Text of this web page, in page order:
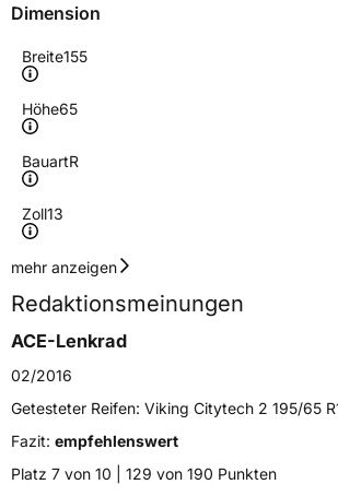
Dimension
Breite155
Höhe65
BauartR
Zoll13
Geschwindigkeitsindex
Höchstgeschwindigkeit
190 km/h
Lastindex73
Höchstlast365 kg
Gewicht (in kg)5,7 kg
Generelle Merkmale
mehr anzeigen
Redaktionsmeinungen
ACE-Lenkrad
02/2016
Getesteter Reifen: Viking Citytech 2 195/65
Fazit: empfehlenswert
Platz 7 von 10 | 129 von 190 Punkten